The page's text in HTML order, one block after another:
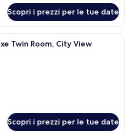
Scopri i prezzi per le tue date
Un orsetto grigio con un velo su una
Twin Room, City View
Scopri i prezzi per le tue date